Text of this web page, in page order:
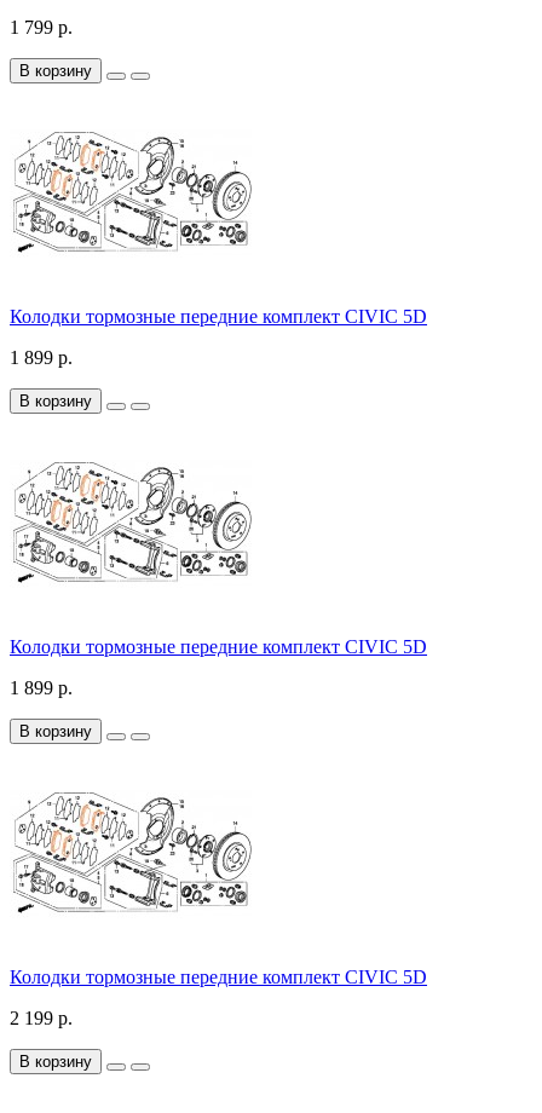
1 799 р.
В корзину
Колодки тормозные передние комплект CIVIC 5D
1 899 р.
В корзину
Колодки тормозные передние комплект CIVIC 5D
1 899 р.
В корзину
Колодки тормозные передние комплект CIVIC 5D
2 199 р.
В корзину